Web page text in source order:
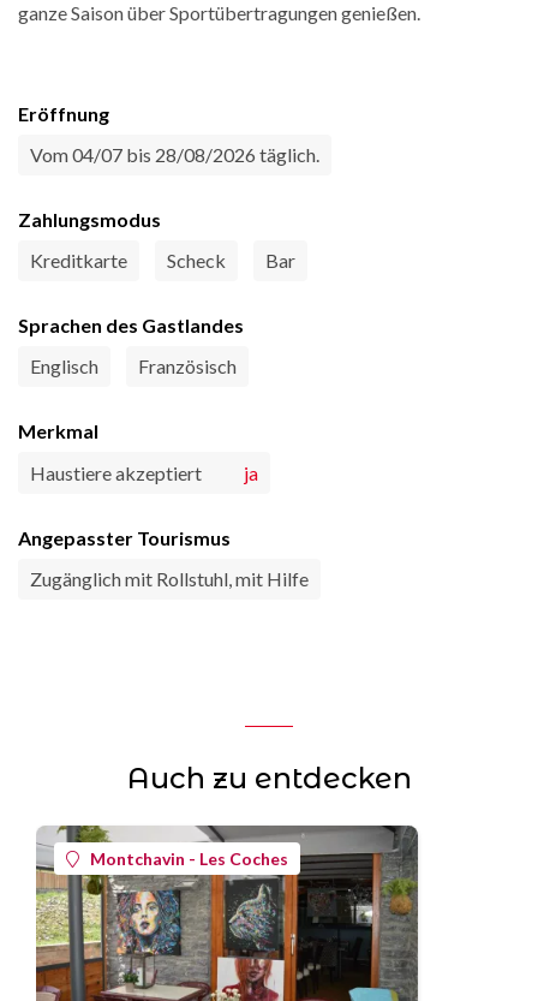
ganze Saison über Sportübertragungen genießen.
Eröffnung
Vom 04/07 bis 28/08/2026 täglich.
Zahlungsmodus
Kreditkarte
Scheck Bar
Sprachen des Gastlandes
Englisch
Französisch
Merkmal
Haustiere akzeptiert
ja
Angepasster Tourismus
Zugänglich mit Rollstuhl, mit Hilfe
Auch zu entdecken
Montchavin - Les Coches